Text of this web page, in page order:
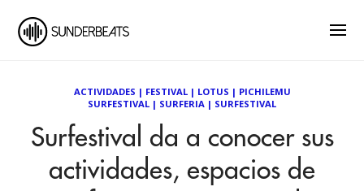
ACTIVIDADES | FESTIVAL| LOTUS | PICHILEMU
SURFESTIVAL | SURFERIA | SURFESTIVAL
Surfestival da a conocer sus
actividades, espacios de